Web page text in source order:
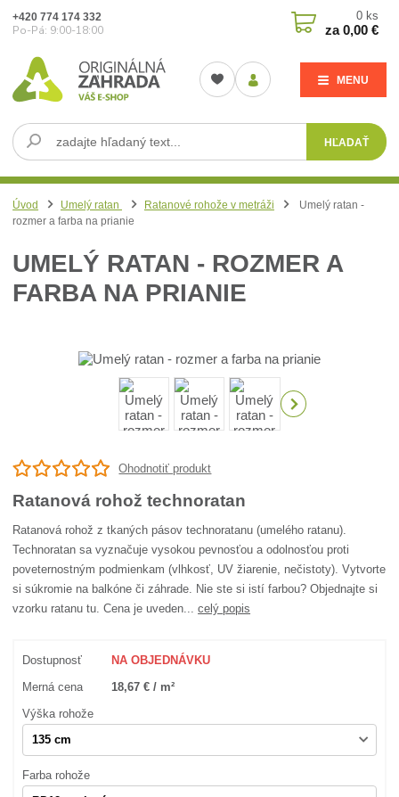
MENU
HĽADAŤ
+420 774 174 332
Po-Pá: 9:00-18:00
0 ks
za0,00 €
Úvod Umelý ratan Ratanové rohože v metráži
Umelý ratan -
rozmer a farba na prianie
UMELÝ RATAN - ROZMER A
FARBA NA PRIANIE
Ohodnotiť produkt
Ratanová rohož technoratan
Ratanová rohož z tkaných pásov technoratanu (umelého ratanu).
Technoratan sa vyznačuje vysokou pevnosťou a odolnosťou proti
poveternostným podmienkam (vlhkosť, UV žiarenie, nečistoty). Vytvorte
si súkromie na balkóne či záhrade. Nie ste si istí farbou? Objednajte si
vzorku ratanu tu. Cena je uveden...celý popis
Dostupnosť NA OBJEDNÁVKU
Merná cena 18,67 € / m²
Výška rohože
Farba rohože